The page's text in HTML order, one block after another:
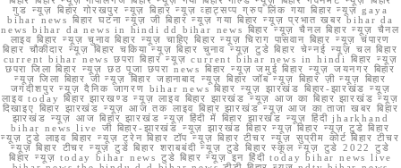
गुड न्यूज़ बिहार गोरखपुर न्यूज़ बिहार न्यूज़ व्हाट्सप्प ग्रुप लिंक गया बिहार न्यूज़ gaya
bihar news बिहार घटना न्यूज़ जी बिहार न्यूज़ गया बिहार न्यूज़ प्रभात खबर bihar da
news bihar da news in hindi dd bihar news बिहार न्यूज़ चैनल बिहार न्यूज़ चैनल
लाइव बिहार न्यूज़ चुनाव बिहार न्यूज़ चाहिए बिहार न्यूज़ चिराग पासवान बिहार न्यूज़ चंपारण
बिहार चौकीदार न्यूज़ बिहार चकिया न्यूज़ बिहार चुनाव न्यूज़ टुडे बिहार चेन्नई न्यूज़ चल बिहार
current bihar news छपरा बिहार न्यूज़ current bihar news in hindi बिहार न्यूज़
छपरा जिला बिहार न्यूज़ छठ पूजा छपरा news बिहार न्यूज़ जमुई बिहार न्यूज़ जयनगर बिहार
न्यूज़ जिला बिहार जी न्यूज़ बिहार जहानाबाद न्यूज़ बिहार जॉब न्यूज़ बिहार ज़ी न्यूज़ बिहार
जगदीशपुर न्यूज़ दैनिक जागरण bihar news बिहार न्यूज़ झारखंड बिहार-झारखंड न्यूज़
लाइव today बिहार झारखण्ड न्यूज़ लाइव बिहार झारखंड न्यूज़ आज का बिहार झारखंड न्यूज़
दिखाइए बिहार झारखंड न्यूज़ आज तक लाइव बिहार झारखंड न्यूज़ आज का ताजा खबर बिहार
झारखंड न्यूज़ आज बिहार झारखंड न्यूज़ हिंदी में बिहार झारखंड न्यूज़ हिंदी jharkhand
bihar news live जी बिहार-झारखंड न्यूज़ झारखंड बिहार न्यूज़ बिहार न्यूज़ टुडे बिहार
न्यूज़ टुडे लाइव बिहार न्यूज़ ट्रेन बिहार टॉप न्यूज़ बिहार टीचर न्यूज़ सुप्रीम कोर्ट बिहार टीचर
न्यूज़ बिहार टीचर न्यूज़ टुडे बिहार शराबबंदी न्यूज़ टुडे बिहार स्कूल न्यूज़ टुडे 2022 टुडे
बिहार न्यूज़ today bihar news टुडे बिहार न्यूज़ इन हिंदी today bihar news live